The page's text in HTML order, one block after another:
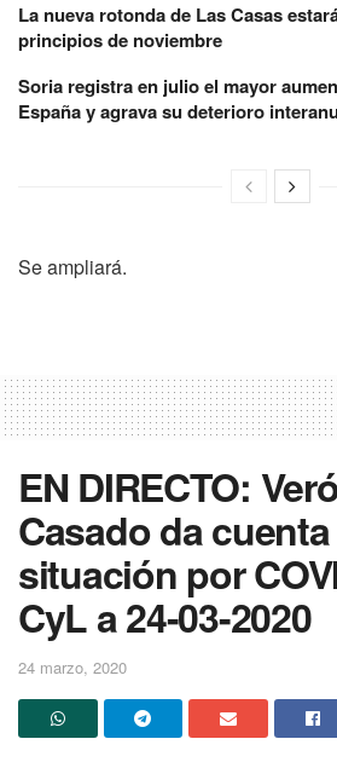
La nueva rotonda de Las Casas
principios de noviembre
Soria registra en julio el mayor
España y agrava su deterioro
Se ampliará.
EN DIRECTO:
Casado da
situación por
CyL a 24-03-2020
24 marzo, 2020